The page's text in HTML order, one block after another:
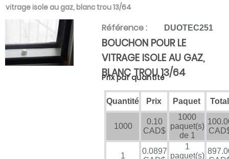
vitrage isole au gaz, blanc trou 13/64
Référence : DUOTEC251
BOUCHON POUR LE
VITRAGE ISOLE AU GAZ,
BLANC TROU 13/64
Prix par quantité
Quantité Prix Paquet Total
1000
0.10
CAD$
1000
paquet(s)
de 1
1
0.0897
1
paquet(s)